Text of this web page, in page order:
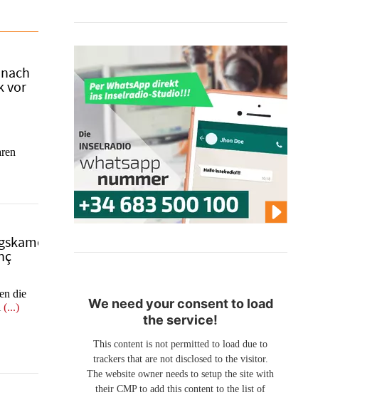
vor
die
(...)
We need your consent to load
the service!
This content is not permitted to load due to
trackers that are not disclosed to the visitor.
The website owner needs to setup the site with
their CMP to add this content to the list of